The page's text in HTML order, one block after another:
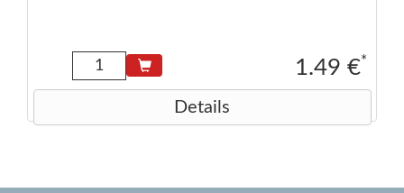
1.49 €*
Details